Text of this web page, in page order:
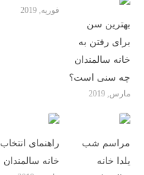
فوریه, 2019
بهترین سن
برای رفتن به
خانه سالمندان
چه سنی است؟
مارس, 2019
راهنمای انتخاب
خانه سالمندان
مراسم شب
یلدا خانه